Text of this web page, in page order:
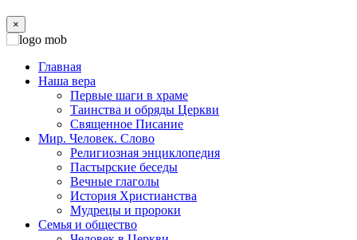
×
Главная
Наша вера
Первые шаги в храме
Таинства и обряды Церкви
Священное Писание
Мир. Человек. Слово
Религиозная энциклопедия
Пастырские беседы
Вечные глаголы
История Христианства
Мудрецы и пророки
Семья и общество